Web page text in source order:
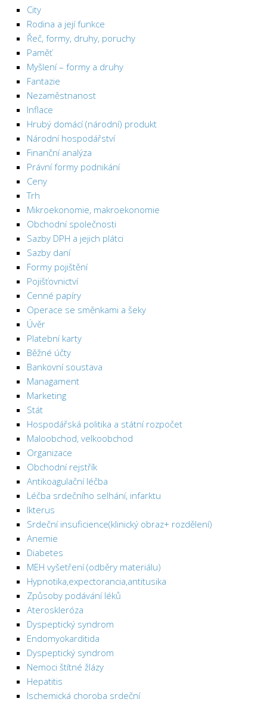
City
Rodina a její funkce
Řeč, formy, druhy, poruchy
Paměť
Myšlení – formy a druhy
Fantazie
Nezaměstnanost
Inflace
Hrubý domácí (národní) produkt
Národní hospodářství
Finanční analýza
Právní formy podnikání
Ceny
Trh
Mikroekonomie, makroekonomie
Obchodní společnosti
Sazby DPH a jejich plátci
Sazby daní
Formy pojištění
Pojišťovnictví
Cenné papíry
Operace se směnkami a šeky
Úvěr
Platební karty
Běžné účty
Bankovní soustava
Managament
Marketing
Stát
Hospodářská politika a státní rozpočet
Maloobchod, velkoobchod
Organizace
Obchodní rejstřík
Antikoagulační léčba
Léčba srdečního selhání, infarktu
Ikterus
Srdeční insuficience(klinický obraz+ rozdělení)
Anemie
Diabetes
MEH vyšetření (odběry materiálu)
Hypnotika,expectorancia,antitusika
Způsoby podávání léků
Ateroskleróza
Dyspeptický syndrom
Endomyokarditida
Dyspeptický syndrom
Nemoci štítné žlázy
Hepatitis
Ischemická choroba srdeční